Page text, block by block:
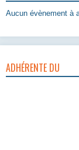
Aucun évènement à
ADHÉRENTE DU